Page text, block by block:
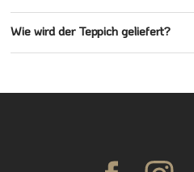
Wie wird der Teppich geliefert?